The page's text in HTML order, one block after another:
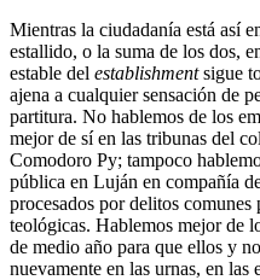
Mientras la ciudadanía está así
estallido, o la suma de los dos,
estable del establishmentsigue
ajena a cualquier sensación de
partitura. No hablemos de los
mejor de sí en las tribunas del
Comodoro Py; tampoco
pública en Luján en compañía
procesados por delitos comunes
teológicas. Hablemos mejor de
de medio año para que ellos y
nuevamente en las urnas, en las